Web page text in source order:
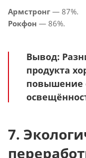
Армстронг — 87%.
Рокфон — 86%.
Вывод:
продукта
повышение
7.